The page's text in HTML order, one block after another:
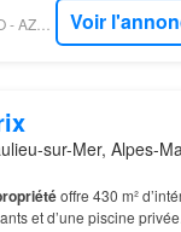
PROPRIÉTÉS LE FIGARO - AZUR LUXE PROPERTIES Voir
sur-Mer, Alpes-
offre 430 m²
et d’une piscine privée.